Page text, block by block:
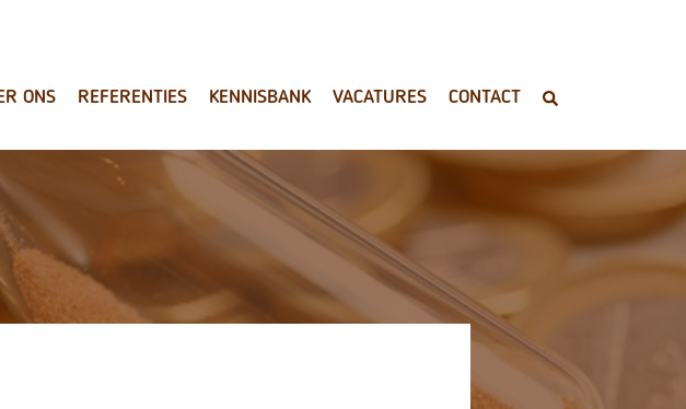
ONS REFERENTIES KENNISBANK VACATURES CONTACT